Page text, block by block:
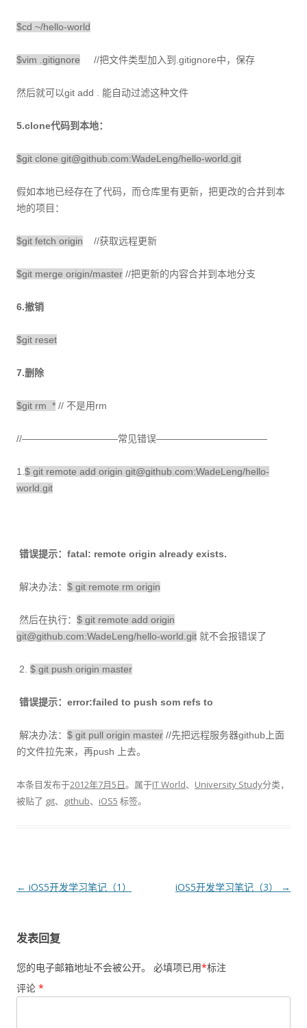
$cd ~/hello-world
$vim .gitignore //把文件类型加入到.gitignore中，保存
然后就可以git add . 能自动过滤这种文件
5.clone代码到本地：
$git clone git@github.com:WadeLeng/hello-world.git
假如本地已经存在了代码，而仓库里有更新，把更改的合并到本
地的项目：
$git fetch origin //获取远程更新
$git merge origin/master //把更新的内容合并到本地分支
6.撤销
$git reset
7.删除
$git rm * // 不是用rm
//——————————常见错误———————————–
1. $ git remote add origin git@github.com:WadeLeng/hello-
world.git
错误提示：fatal: remote origin already exists.
解决办法： $ git remote rm origin
然后在执行： $ git remote add origin
git@github.com:WadeLeng/hello-world.git 就不会报错误了
2. $ git push origin master
错误提示：error:failed to push som refs to
解决办法： $ git pull origin master //先把远程服务器github上面
的文件拉先来，再push 上去。
本条目发布于2012年7月5日。属于IT World、 University Study分类，
被贴了 git、 github、 iOS5 标签。
文
航
← iOS5开发学习笔记（1） iOS5开发学习笔记（3） →
发表回复
您的电子邮箱地址不会被公开。 必填项已用*标注
评论 *